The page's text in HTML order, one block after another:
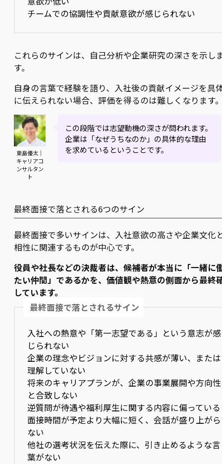
チームでの協調性や貢献意欲が感じられない
これらのサインは、自己分析や企業研究の深さを示し
す。
自身の言葉で経験を語り、入社後の貢献イメージを具
に伝えられない場合、評価を得るのは難しくなります
東島優太｜
キャリアコ
ンサルタン
ト
この段階では志望動機の深さが問われます。
企業は「なぜうちなのか」の具体的な理由
を求めているということです。
最終面接で落とされる6つのサイン
最終面接で多いサインは、入社意欲の高さや企業文化
相性に関連するものが中心です。
役員や社長などの決裁者は、候補者が本当に「一緒に
たい仲間」であるかを、価値観や熱意の側面から最終
しています。
最終面接で落とされるサイン
入社への熱意や「第一志望である」という意志が感
じられない
企業の理念やビジョンに対する共感が薄い、または
理解していない
将来のキャリアプランが、企業の事業展開や方向性
と合致しない
逆質問が待遇や福利厚生に関する内容に偏っている
面接時間が予定より大幅に短く、会話が盛り上がら
ない
他社の選考状況を伝えた際に、引き止めるような言
葉がない